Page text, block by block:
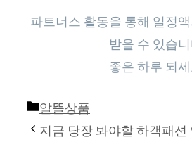
파트너스 활동을 통해 일정
받을 수 있습
좋은 하루 되
Categories
알뜰상품
지금 당장 봐야할 하객패